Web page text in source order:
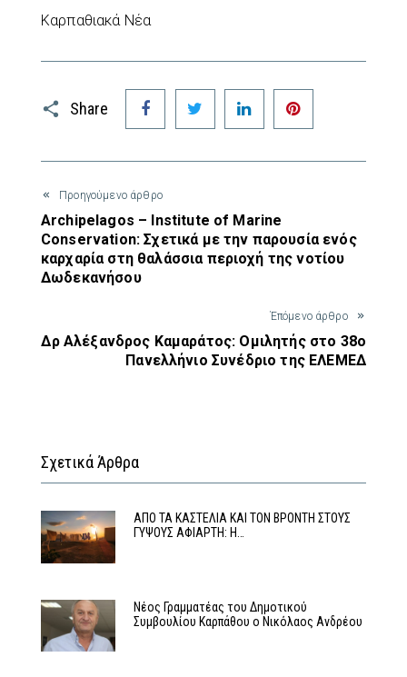
Καρπαθιακά Νέα
Share
Facebook Twitter LinkedIn
Προηγούμενο άρθρο
Archipelagos – Institute of Marine
Conservation: Σχετικά με την παρουσία ενός
καρχαρία στη θαλάσσια περιοχή της νοτίου
Δωδεκανήσου
Έπόμενο άρθρο
Δρ Αλέξανδρος Καμαράτος: Ομιλητής στο 38ο
Πανελλήνιο Συνέδριο της ΕΛΕΜΕΔ
Σχετικά Άρθρα
ΑΠΟ ΤΑ ΚΑΣΤΕΛΙΑ ΚΑΙ ΤΟΝ ΒΡΟΝΤΗ ΣΤΟΥΣ
ΓΥΨΟΥΣ ΑΦΙΑΡΤΗ: Η…
Νέος Γραμματέας του Δημοτικού
Συμβουλίου Καρπάθου ο Νικόλαος Ανδρέου